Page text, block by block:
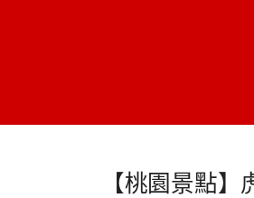
【桃園景點